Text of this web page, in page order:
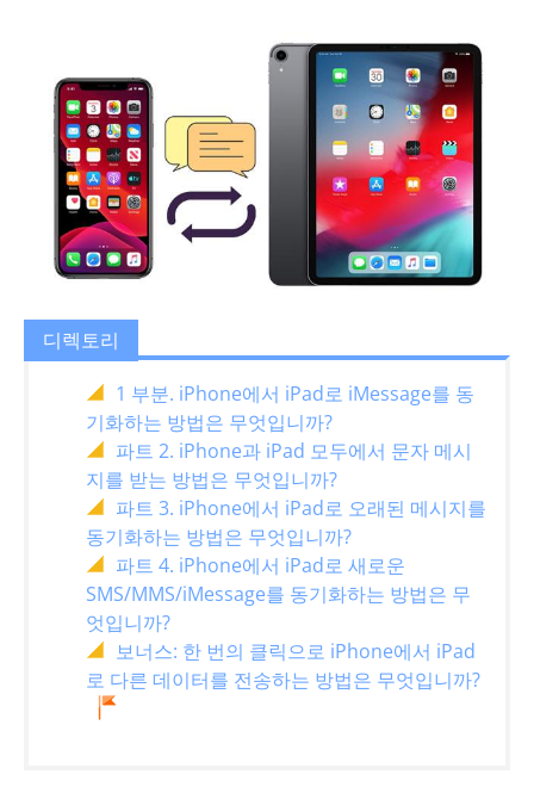
디렉토리
1 부분. iPhone에서 iPad로 iMessage를 동
기화하는 방법은 무엇입니까?
파트 2. iPhone과 iPad 모두에서 문자 메시
지를 받는 방법은 무엇입니까?
파트 3. iPhone에서 iPad로 오래된 메시지를
동기화하는 방법은 무엇입니까?
파트 4. iPhone에서 iPad로 새로운
SMS/MMS/iMessage를 동기화하는 방법은 무
엇입니까?
보너스: 한 번의 클릭으로 iPhone에서 iPad
로 다른 데이터를 전송하는 방법은 무엇입니까?